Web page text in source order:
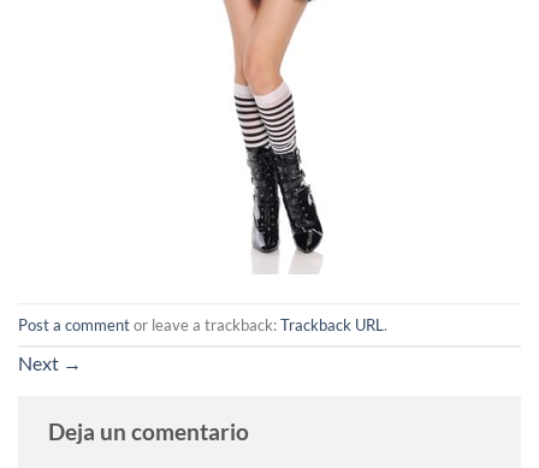
Post a commentor leave a trackback:Trackback URL .
Next →
Deja un comentario